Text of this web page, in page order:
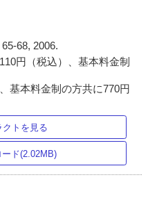
65-68, 2006.
円（税込）、基本料金制
基本料金制の方共に770円
クトを見る
ド(2.02MB)